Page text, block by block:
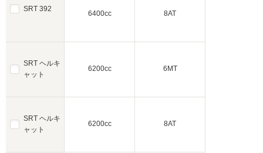
SRT 392
SRT ヘルキ
ャット
SRT ヘルキ
ャット
6400cc 8AT
6200cc 6MT
6200cc 8AT